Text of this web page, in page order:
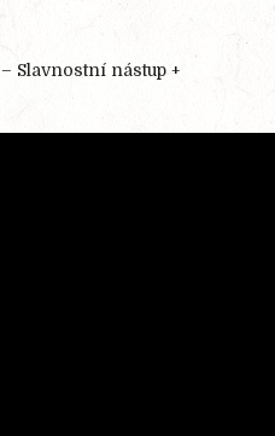
– Slavnostní nástup +